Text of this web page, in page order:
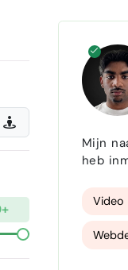
Mijn
heb
met
Video